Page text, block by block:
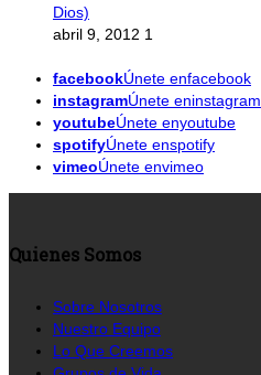
Dios)
abril 9, 2012 1
facebookÚnete enfacebook
instagramÚnete eninstagram
youtubeÚnete enyoutube
spotifyÚnete enspotify
vimeoÚnete envimeo
Quienes Somos
Sobre Nosotros
Nuestro Equipo
Lo Que Creemos